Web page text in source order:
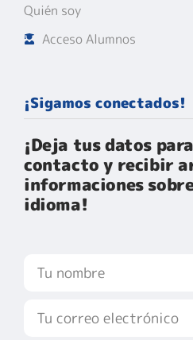
Quién soy
Acceso Alumnos
¡Sigamos conectados!
¡Deja tus datos
contacto y recibir
informaciones
idioma!​